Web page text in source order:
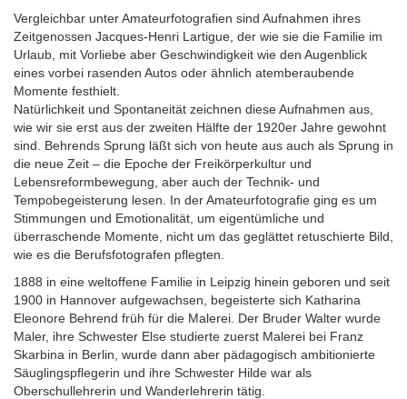
Vergleichbar unter Amateurfotografien sind Aufnahmen ihres
Zeitgenossen Jacques-Henri Lartigue, der wie sie die Familie im
Urlaub, mit Vorliebe aber Geschwindigkeit wie den Augenblick
eines vorbei rasenden Autos oder ähnlich atemberaubende
Momente festhielt.
Natürlichkeit und Spontaneität zeichnen diese Aufnahmen aus,
wie wir sie erst aus der zweiten Hälfte der 1920er Jahre gewohnt
sind. Behrends Sprung läßt sich von heute aus auch als Sprung in
die neue Zeit – die Epoche der Freikörperkultur und
Lebensreformbewegung, aber auch der Technik- und
Tempobegeisterung lesen. In der Amateurfotografie ging es um
Stimmungen und Emotionalität, um eigentümliche und
überraschende Momente, nicht um das geglättet retuschierte Bild,
wie es die Berufsfotografen pflegten.
1888 in eine weltoffene Familie in Leipzig hinein geboren und seit
1900 in Hannover aufgewachsen, begeisterte sich Katharina
Eleonore Behrend früh für die Malerei. Der Bruder Walter wurde
Maler, ihre Schwester Else studierte zuerst Malerei bei Franz
Skarbina in Berlin, wurde dann aber pädagogisch ambitionierte
Säuglingspflegerin und ihre Schwester Hilde war als
Oberschullehrerin und Wanderlehrerin tätig.